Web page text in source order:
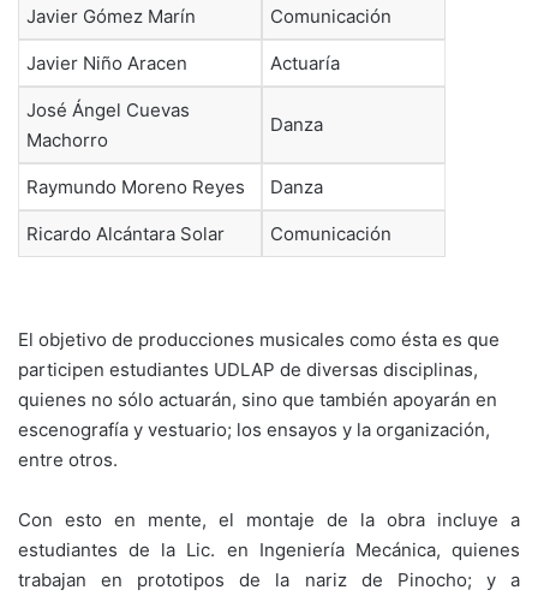
Javier Gómez Marín Comunicación
Javier Niño Aracen Actuaría
José Ángel Cuevas
Machorro
Danza
Raymundo Moreno Reyes Danza
Ricardo Alcántara Solar Comunicación
El objetivo de producciones musicales como ésta es que
participen estudiantes UDLAP de diversas disciplinas,
quienes no sólo actuarán, sino que también apoyarán en
escenografía y vestuario; los ensayos y la organización,
entre otros.
Con esto en mente, el montaje de la obra incluye a
estudiantes de la Lic. en Ingeniería Mecánica, quienes
trabajan en prototipos de la nariz de Pinocho; y a